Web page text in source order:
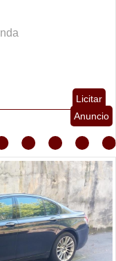
Licitar
Anuncio